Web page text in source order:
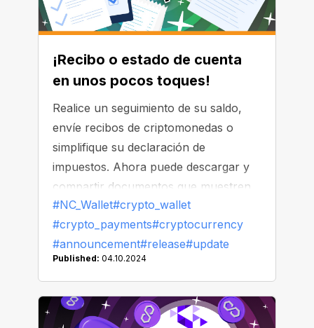
¡Recibo o estado de cuenta
en unos pocos toques!
Realice un seguimiento de su saldo,
envíe recibos de criptomonedas o
simplifique su declaración de
impuestos. Ahora puede descargar y
compartir documentos que muestren
su historial de transacciones al
instante.
#NC_Wallet#crypto_wallet
#crypto_payments#cryptocurrency
#announcement#release#update
Published: 04.10.2024